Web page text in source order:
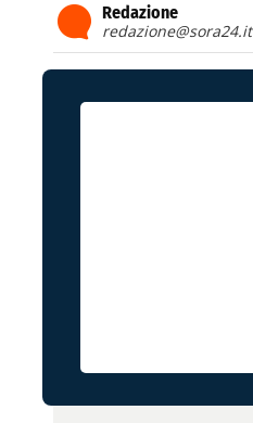
Redazione
redazione@sora24.it